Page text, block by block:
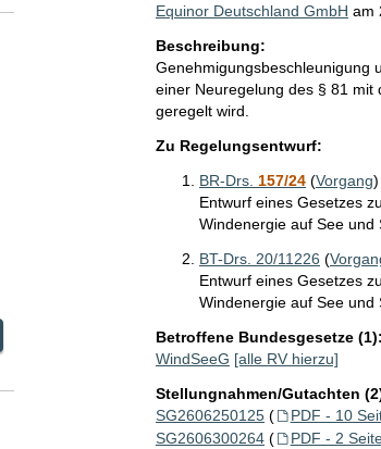
Selektion Anzahl der zu einem einzelnen RV
Equinor Deutschland GmbH am
Beschreibung:
Genehmigungsbeschleunigung
einer Neuregelung des § 81 mit
geregelt wird.
Zu Regelungsentwurf:
BR-Drs. 157/24(Vorgang)
Entwurf eines Gesetzes
Windenergie auf See
BT-Drs. 20/11226 (
Entwurf eines Gesetzes
Windenergie auf See
Betroffene Bundesgesetze (1):
WindSeeG [alle RV hierzu]
Stellungnahmen/Gutachten
SG2606250125( PDF - 10
SG2606300264( PDF - 2